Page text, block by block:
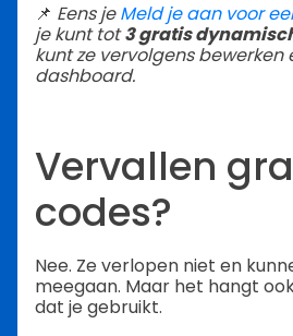
📌 Eens jeMeld je aan voor
je kunt tot3 gratis
kunt ze vervolgens
dashboard.
Vervallen
codes?
Nee. Ze verlopen niet en
meegaan. Maar het hangt
dat je gebruikt.